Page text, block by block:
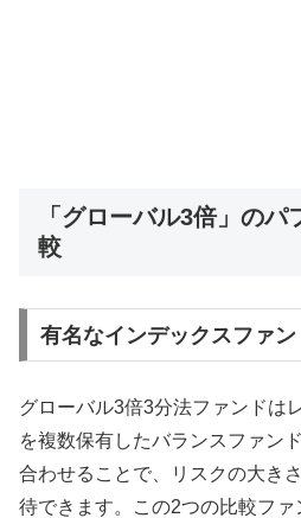
「グローバル3倍」の
較
有名なインデックスファ
グローバル3倍3分法ファンドは
を複数保有したバランスファン
合わせることで、リスクの大き
待できます。この2つの比較フ